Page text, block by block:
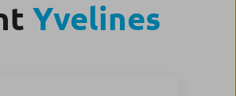
Yvelines